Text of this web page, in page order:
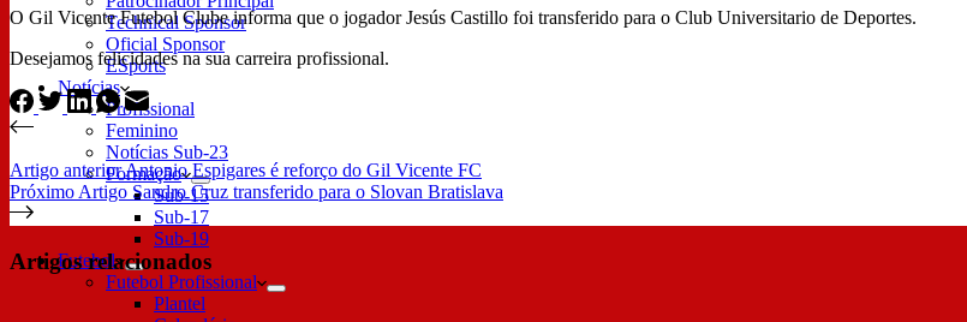
Technical Sponsor
Oficial Sponsor
ESports
Notícias
Profissional
Feminino
Notícias Sub-23
Formação
Sub-15
Sub-17
Sub-19
Futebol
Futebol Profissional
Plantel
O Gil Vicente Futebol Clube informa que o jogador Jesús Castillo foi transferido para o Club Universitario de Deportes.
Desejamos felicidades na sua carreira profissional.
Artigo anteriorAntonio Espigares é reforço do Gil Vicente FC
Próximo Artigo Sandro Cruz transferido para o Slovan Bratislava
Artigos relacionados